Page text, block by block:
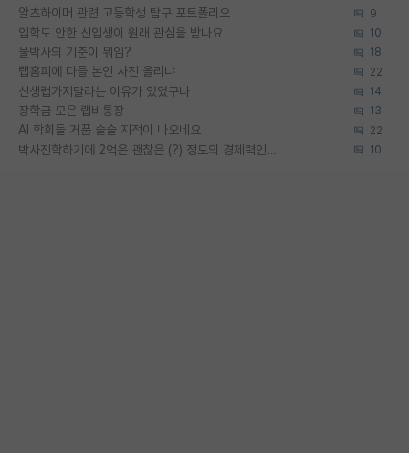
알츠하이머 관련 고등학생 탐구 포트폴리오 9
입학도 안한 신입생이 원래 관심을 받나요 10
물박사의 기준이 뭐임? 18
랩홈피에 다들 본인 사진 올리냐 22
신생랩가지말라는 이유가 있었구나 14
장학금 모은 랩비통장 13
AI 학회들 거품 슬슬 지적이 나오네요 22
박사진학하기에 2억은 괜찮은 (?) 정도의 경제력인가요 10